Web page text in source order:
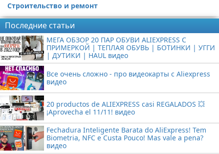
Строительство и ремонт
Последние статьи
МЕГА ОБЗОР 20 ПАР ОБУВИ ALIEXPRESS С
ПРИМЕРКОЙ | ТЕПЛАЯ ОБУВЬ | БОТИНКИ | УГГИ
| ДУТИКИ | HAUL видео
Все очень сложно - про видеокарты с Aliexpress
видео
20 productos de ALIEXPRESS casi REGALADOS 💥
¡Aprovecha el 11/11! видео
Fechadura Inteligente Barata do AliExpress! Tem
Biometria, NFC e Custa Pouco! Mas vale a pena?
видео